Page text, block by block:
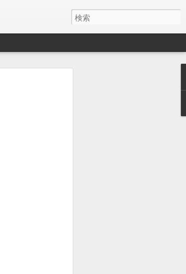
上げた差別は、「被爆
ヘイトスピーチ解消
いしゃ）している重要
あれ、人間に光あ
深い課題であるかとい
が欧州の植民地獲得戦
ことで、朝鮮・中国へ
されず、この難点を埋
してきたという歴史的